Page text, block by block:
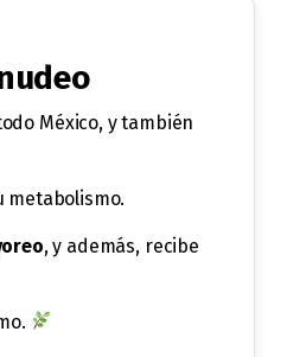
México, y también
metabolismo.
, y además, recibe